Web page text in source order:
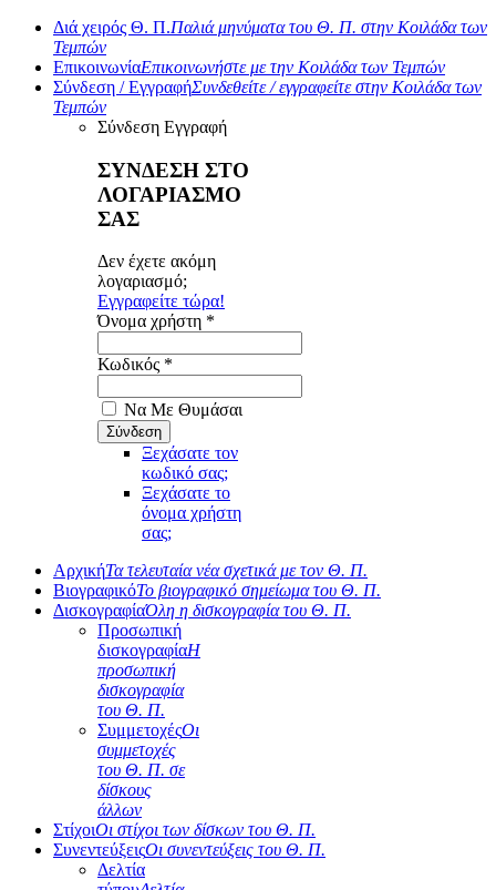
Διά χειρός Θ. Π.Παλιά μηνύματα του Θ. Π. στην Κοιλάδα των
Τεμπών
ΕπικοινωνίαΕπικοινωνήστε με την Κοιλάδα των Τεμπών
Σύνδεση / ΕγγραφήΣυνδεθείτε / εγγραφείτε στην Κοιλάδα των
Τεμπών
Σύνδεση Εγγραφή
ΣΥΝΔΕΣΗ ΣΤΟ
ΛΟΓΑΡΙΑΣΜΟ
ΣΑΣ
Δεν έχετε ακόμη
λογαριασμό;
Εγγραφείτε τώρα!
Όνομα χρήστη *
Κωδικός *
Να Με Θυμάσαι
Ξεχάσατε τον
κωδικό σας;
Ξεχάσατε το
όνομα χρήστη
σας;
ΑρχικήΤα τελευταία νέα σχετικά με τον Θ. Π.
ΒιογραφικόΤο βιογραφικό σημείωμα του Θ. Π.
ΔισκογραφίαΌλη η δισκογραφία του Θ. Π.
Προσωπική
δισκογραφίαΗ
προσωπική
δισκογραφία
του Θ. Π.
ΣυμμετοχέςΟι
συμμετοχές
του Θ. Π. σε
δίσκους
άλλων
ΣτίχοιΟι στίχοι των δίσκων του Θ. Π.
ΣυνεντεύξειςΟι συνεντεύξεις του Θ. Π.
Δελτία